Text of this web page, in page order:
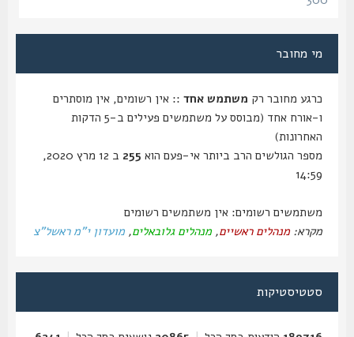
מי מחובר
כרגע מחובר רקמשתמש אחד :: אין רשומים, אין מוסתרים
ו-אורח אחד (מבוסס על משתמשים פעילים ב-5 הדקות
האחרונות)
מספר הגולשים הרב ביותר אי-פעם הוא255
ב 12 מרץ 2020,
14:59
משתמשים רשומים: אין משתמשים רשומים
מקרא:מנהלים ראשיים,מנהלים גלובאלים,מועדון י"מ ראשל"צ
סטטיסטיקות